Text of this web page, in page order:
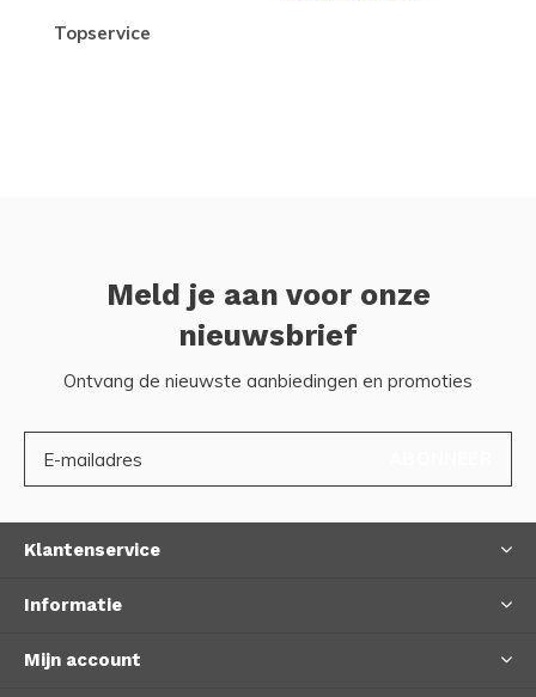
topservice
Meld je aan voor onze
nieuwsbrief
Ontvang de nieuwste aanbiedingen en promoties
Klantenservice
Informatie
Mijn account